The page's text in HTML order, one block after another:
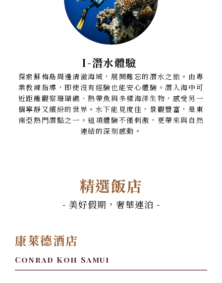
I-潛水體驗
探索蘇梅島周邊清澈海域，展開難忘的潛水之旅。由專
業教練指導，即使沒有經驗也能安心體驗。潛入海中可
近距離觀察珊瑚礁、熱帶魚與多樣海洋生物，感受另一
個寧靜又繽紛的世界。水下能見度佳，景觀豐富，是東
南亞熱門潛點之一。這項體驗不僅刺激，更帶來與自然
連結的深刻感動。
精選飯店
- 美好假期，奢華連泊 -
康萊德酒店
Conrad Koh Samui